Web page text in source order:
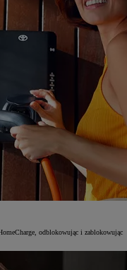
odblokowując i zablokowując